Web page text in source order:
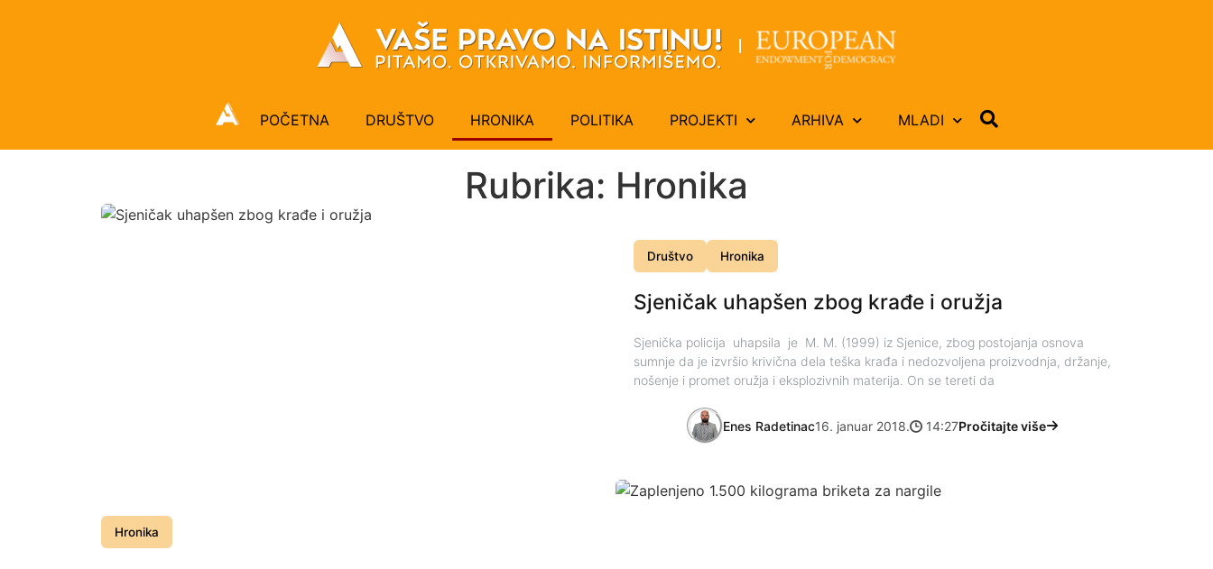
POČETNA DRUŠTVO HRONIKA POLITIKA PROJEKTI ARHIVA MLADI
Rubrika: Hronika
Društvo Hronika
Sjeničak uhapšen zbog krađe i oružja
Sjenička policija uhapsila je M. M. (1999) iz Sjenice, zbog postojanja osnova
sumnje da je izvršio krivična dela teška krađa i nedozvoljena proizvodnja, držanje,
nošenje i promet oružja i eksplozivnih materija. On se tereti da
Enes Radetinac16. januar 2018. 14:27Pročitajte više
Hronika